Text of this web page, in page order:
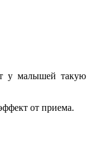
у малышей такую
от приема.